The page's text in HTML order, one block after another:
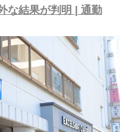
な結果が判明 | 通勤